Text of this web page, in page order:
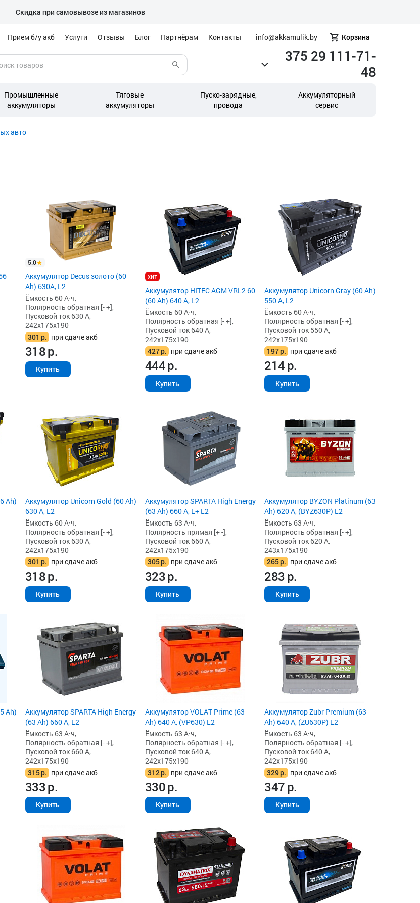
Скидка при самовывозе из магазинов
Прием б/у акб Услуги Отзывы Блог Партнёрам Контакты info@akkamulik.by Корзина
375 29 111-71-
48
Промышленные
аккумуляторы
Тяговые
аккумуляторы
Пуско-зарядные,
провода
Аккумуляторный
сервис
авто
5.0
Аккумулятор Decus золото (60
Ah) 630A, L2
Ёмкость 60 А·ч,
Полярность обратная [- +],
Пусковой ток 630 А,
242x175x190
301 р. при сдаче акб
318р.
Купить
хит
Аккумулятор HITEC AGM VRL2 60
(60 Ah) 640 А, L2
Ёмкость 60 А·ч,
Полярность обратная [- +],
Пусковой ток 640 А,
242x175x190
427р. при сдаче акб
444р.
Купить
Аккумулятор Unicorn Gray (60 Ah)
550 А, L2
Ёмкость 60 А·ч,
Полярность обратная [- +],
Пусковой ток 550 А,
242x175x190
197р. при сдаче акб
214р.
Купить
Ah)
Аккумулятор Unicorn Gold (60 Ah)
630 А, L2
Ёмкость 60 А·ч,
Полярность обратная [- +],
Пусковой ток 630 А,
242x175x190
301 р. при сдаче акб
318р.
Купить
Аккумулятор SPARTA High Energy
(63 Ah) 660 А, L+ L2
Ёмкость 63 А·ч,
Полярность прямая [+ -],
Пусковой ток 660 А,
242x175x190
305р. при сдаче акб
323р.
Купить
Аккумулятор BYZON Platinum (63
Ah) 620 А, (BYZ630P) L2
Ёмкость 63 А·ч,
Полярность обратная [- +],
Пусковой ток 620 А,
243x175x190
265р. при сдаче акб
283р.
Купить
Ah)
Аккумулятор SPARTA High Energy
(63 Ah) 660 А, L2
Ёмкость 63 А·ч,
Полярность обратная [- +],
Пусковой ток 660 А,
242x175x190
315р. при сдаче акб
333р.
Купить
Аккумулятор VOLAT Prime (63
Ah) 640 А, (VP630) L2
Ёмкость 63 А·ч,
Полярность обратная [- +],
Пусковой ток 640 А,
242x175x190
312р. при сдаче акб
330р.
Купить
Аккумулятор Zubr Premium (63
Ah) 640 А, (ZU630P) L2
Ёмкость 63 А·ч,
Полярность обратная [- +],
Пусковой ток 640 А,
242x175x190
329р. при сдаче акб
347р.
Купить